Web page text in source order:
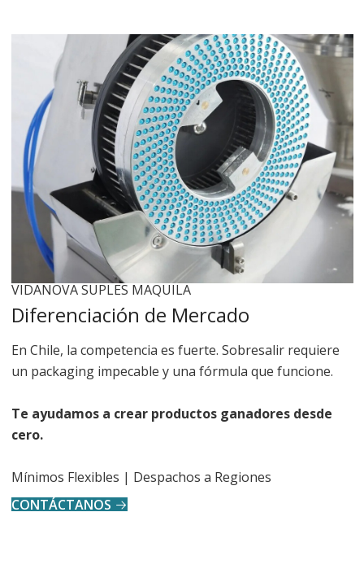
VIDANOVA SUPLES MAQUILA
Diferenciación de Mercado
En Chile, la competencia es fuerte. Sobresalir requiere
un packaging impecable y una fórmula que funcione.
Te ayudamos a crear productos ganadores desde
cero.
Mínimos Flexibles | Despachos a Regiones
CONTÁCTANOS